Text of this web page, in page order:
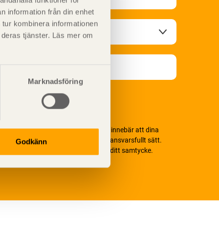
information från din enhet
kombinera informationen
tjänster. Läs mer om
Marknadsföring
Godkänn
värnar om personlig integritet vilket innebär att dina
personuppgifter alltid hanteras på ett ansvarsfullt sätt.
Genom att klicka på skicka lämnar du ditt samtycke.